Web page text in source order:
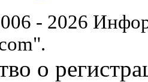
- 2026
о